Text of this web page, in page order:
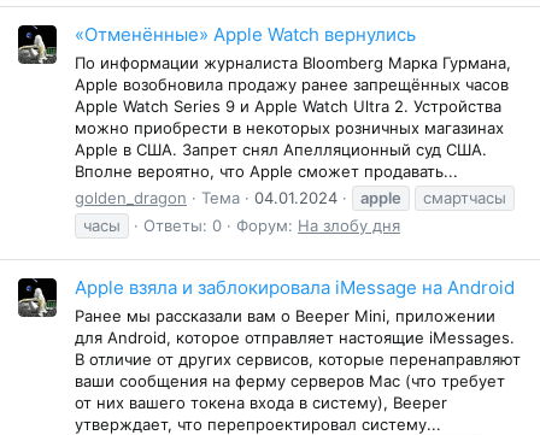
«Отменённые» Apple Watch вернулись
По информации журналиста Bloomberg Марка Гурмана,
Apple возобновила продажу ранее запрещённых часов
Apple Watch Series 9 и Apple Watch Ultra 2. Устройства
можно приобрести в некоторых розничных магазинах
Apple в США. Запрет снял Апелляционный суд США.
Вполне вероятно, что Apple сможет продавать...
golden_dragon
Тема 04.01.2024 apple
смартчасы
часы
Ответы: 0 Форум: На злобу дня
Apple взяла и заблокировала iMessage на Android
Ранее мы рассказали вам о Beeper Mini, приложении
для Android, которое отправляет настоящие iMessages.
В отличие от других сервисов, которые перенаправляют
ваши сообщения на ферму серверов Mac (что требует
от них вашего токена входа в систему), Beeper
утверждает, что перепроектировал систему...